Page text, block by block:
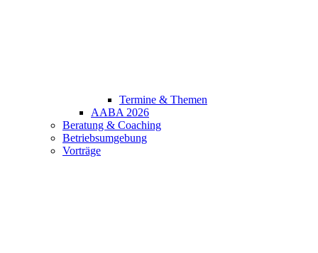
Termine & Themen
AABA 2026
Beratung & Coaching
Betriebsumgebung
Vorträge